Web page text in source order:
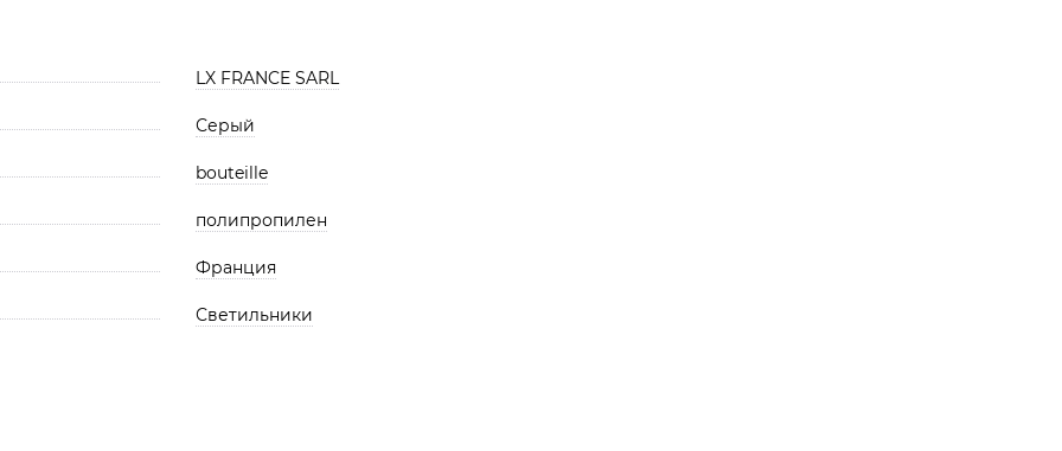
LX FRANCE SARL
Серый
bouteille
полипропилен
Франция
Светильники